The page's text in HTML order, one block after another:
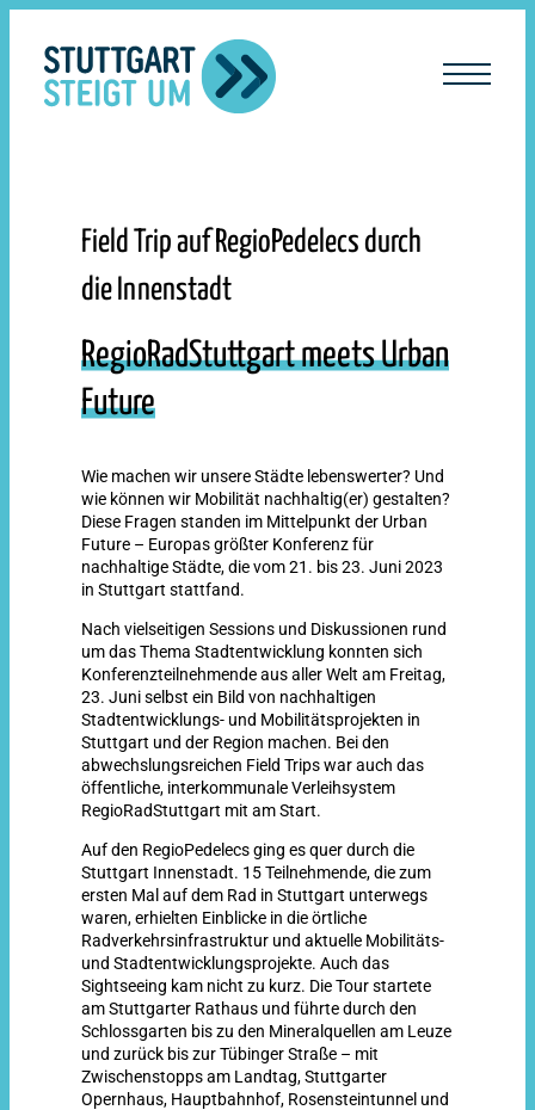
Field Trip auf RegioPedelecs durch
die Innenstadt
RegioRadStuttgart meets Urban
Future
Wie machen wir unsere Städte lebenswerter? Und
wie können wir Mobilität nachhaltig(er) gestalten?
Diese Fragen standen im Mittelpunkt der Urban
Future – Europas größter Konferenz für
nachhaltige Städte, die vom 21. bis 23. Juni 2023
in Stuttgart stattfand.
Nach vielseitigen Sessions und Diskussionen rund
um das Thema Stadtentwicklung konnten sich
Konferenzteilnehmende aus aller Welt am Freitag,
23. Juni selbst ein Bild von nachhaltigen
Stadtentwicklungs- und Mobilitätsprojekten in
Stuttgart und der Region machen. Bei den
abwechslungsreichen Field Trips war auch das
öffentliche, interkommunale Verleihsystem
RegioRadStuttgart mit am Start.
Auf den RegioPedelecs ging es quer durch die
Stuttgart Innenstadt. 15 Teilnehmende, die zum
ersten Mal auf dem Rad in Stuttgart unterwegs
waren, erhielten Einblicke in die örtliche
Radverkehrsinfrastruktur und aktuelle Mobilitäts-
und Stadtentwicklungsprojekte. Auch das
Sightseeing kam nicht zu kurz. Die Tour startete
am Stuttgarter Rathaus und führte durch den
Schlossgarten bis zu den Mineralquellen am Leuze
und zurück bis zur Tübinger Straße – mit
Zwischenstopps am Landtag, Stuttgarter
Opernhaus, Hauptbahnhof, Rosensteintunnel und